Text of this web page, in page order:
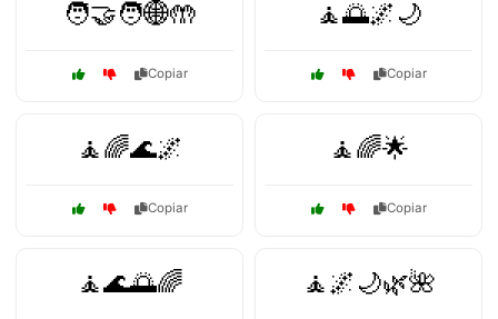
🧑‍🤝‍🧑🌐🤲
Copiar
🧘🌅🌌🌙
Copiar
🧘🌈🌊🌌
Copiar
🧘🌈🌟
Copiar
🧘🌊🌅🌈 🧘🌌🌙🌿🌺